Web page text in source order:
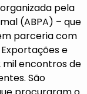
pela
(ABPA) – que
parceria com
e
mil encontros de
São